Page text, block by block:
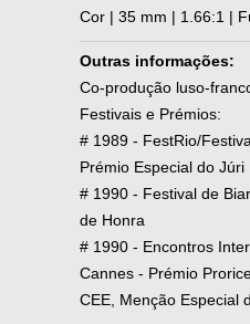
Cor | 35 mm | 1.66:1 |
Outras informações:
Co-produção luso-
Festivais e Prémios:
# 1989 - FestRio/
Prémio Especial do Júri
# 1990 - Festival de
de Honra
# 1990 - Encontros
Cannes - Prémio
CEE, Menção Especial